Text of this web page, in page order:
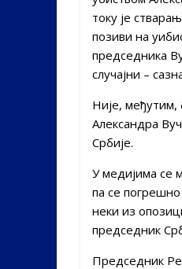
току је
позиви на
председника
случајни –
Није, међутим,
Александра
Србије.
У медијима се
па се погрешно
неки из
председник
Председник